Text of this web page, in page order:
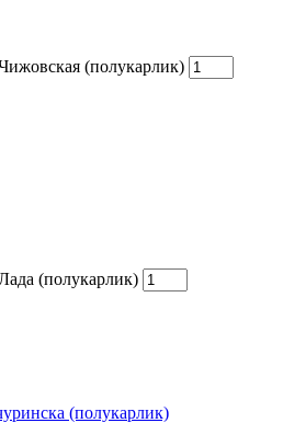
(полукарлик)
(полукарлик)
(полукарлик)